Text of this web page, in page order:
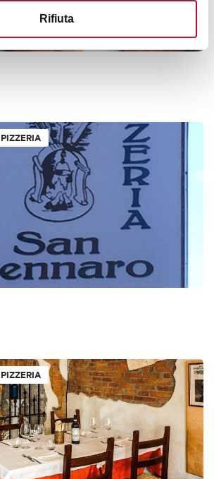
Rifiuta
PIZZERIA
PIZZERIA